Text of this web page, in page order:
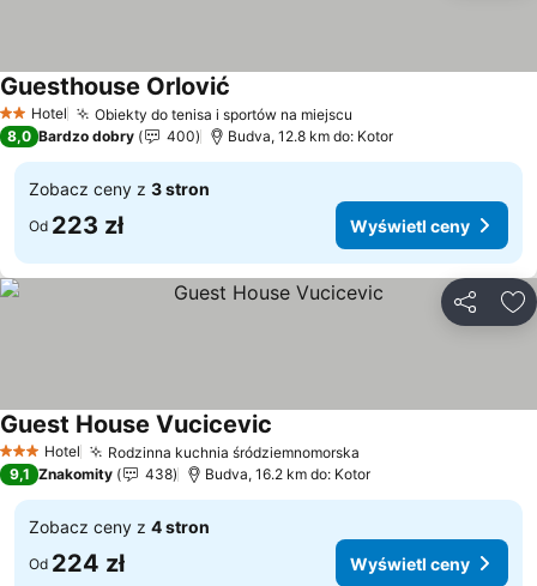
2 Kategoria
Hotel Obiekty do tenisa i sportów na miejscu
Guesthouse Orlović
8,0 Bardzo dobry 400 Budva, 12.8 km do: Kotor
Zobacz ceny z 3 stron
Od 223 zł Wyświetl ceny
3 Kategoria
Hotel Rodzinna kuchnia śródziemnomorska
Guest House Vucicevic
9,1 Znakomity 438 Budva, 16.2 km do: Kotor
Zobacz ceny z 4 stron
Od 224 zł Wyświetl ceny